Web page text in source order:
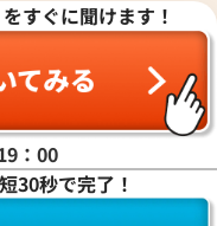
をすぐに聞けます！
：00
30秒で完了！